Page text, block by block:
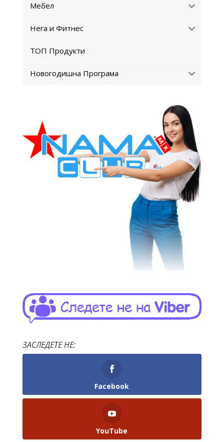
Мебел
Нега и Фитнес
ТОП Продукти
Новогодишна Програма
ЗАСЛЕДЕТЕ НЕ:
Facebook
YouTube